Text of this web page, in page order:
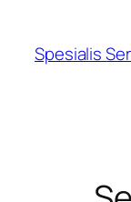
konten
Spesialis